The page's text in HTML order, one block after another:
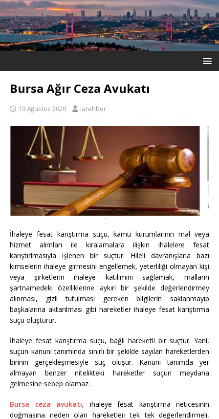
Bursa Ağır Ceza Avukatı
19 Ağustos 2020 iarehber
İhaleye fesat karıştırma suçu, kamu kurumlarının mal veya
hizmet alımları ile kiralamalara ilişkin ihalelere fesat
karıştırlmasıyla işlenen bir suçtur. Hileli davranışlarla bazı
kimselerin ihaleye girmesini engellemek, yeterliliği olmayan kişi
veya şirketlerin ihaleye katılımını sağlamak, malların
şartnamedeki özelliklerine aykırı bir şekilde değerlendirmey
alınması, gizli tutulması gereken bilgilerin saklanmayıp
başkalarına aktarılması gibi hareketler ihaleye fesat karıştırma
suçu oluşturur.
İhaleye fesat karıştırma suçu, bağlı hareketli bir suçtur. Yani,
suçun kanuni tanımında sınırlı bir şekilde sayılan hareketlerden
birinin gerçekleşmesiyle suç oluşur. Kanuni tanımda yer
almayan benzer nitelikteki hareketler suçun meydana
gelmesine sebep olamaz.
Bursa ceza avukatı, ihaleye fesat karıştırma neticesinin
doğmasına neden olan hareketleri tek tek değerlendirmeli,